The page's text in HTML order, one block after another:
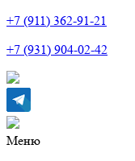
+7 (911) 362-91-21
+7 (931) 904-02-42
Меню